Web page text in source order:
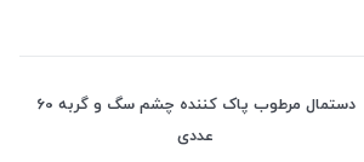
دستمال مرطوب پاک کننده چشم سگ و گربه 60
عددی